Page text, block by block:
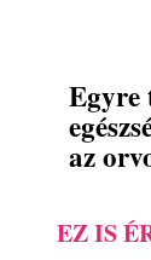
Egyre
az
EZ IS